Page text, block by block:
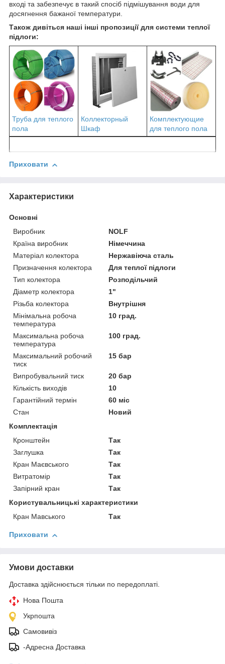
вході та забезпечує в такий спосіб підмішування води для
досягнення бажаної температури.
Також дивіться наші інші пропозиції для системи теплої
підлоги:
Труба для теплого
пола
Коллекторный
Шкаф
Комплектующие
для теплого пола
Приховати
Характеристики
Основні
Виробник
NOLF
Країна виробник
Німеччина
Матеріал колектора
Нержавіюча сталь
Призначення колектора
Для теплої підлоги
Тип колектора
Розподільчий
Діаметр колектора
1"
Різьба колектора
Внутрішня
Мінімальна робоча
температура
10 град.
Максимальна робоча
температура
100 град.
Максимальний робочий
тиск
15 бар
Випробувальний тиск
20 бар
Кількість виходів
10
Гарантійний термін
60 міс
Стан
Новий
Комплектація
Кронштейн
Так
Заглушка
Так
Кран Маєвського
Так
Витратомір
Так
Запірний кран
Так
Користувальницькі характеристики
Кран Мавського
Так
Приховати
Умови доставки
Доставка здійснюється тільки по передоплаті.
Нова Пошта
Укрпошта
Самовивіз
-Адресна Доставка